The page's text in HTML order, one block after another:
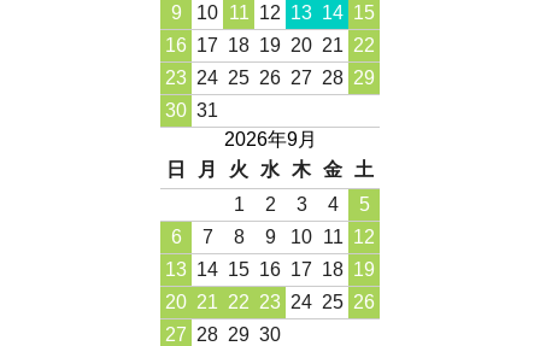
9
10 11 12 13 14 15
16 17 18 19 20 21 22
23 24 25 26 27 28 29
30 31
2026年9月
日
月 火 水 木 金
土
1
2 3 4
5
6
7 8 9 10 11 12
13 14 15 16 17 18 19
20 21 22 23 24 25 26
27 28 29 30